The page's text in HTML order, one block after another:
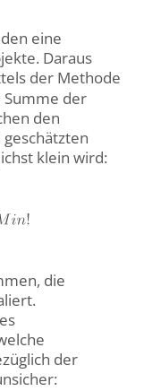
eine
Daraus
der Methode
Summe der
den
klein wird:
die
der